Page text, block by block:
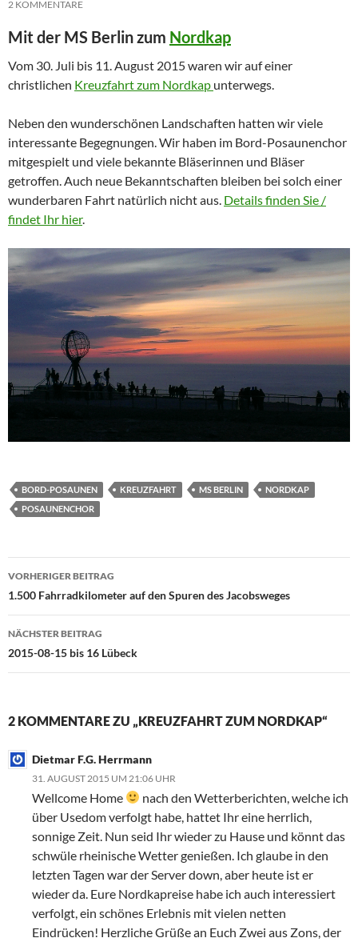
2 KOMMENTARE
Mit der MS Berlin zum Nordkap
Vom 30. Juli bis 11. August 2015 waren wir auf einer
christlichen Kreuzfahrt zum Nordkap unterwegs.
Neben den wunderschönen Landschaften hatten wir viele
interessante Begegnungen. Wir haben im Bord-Posaunenchor
mitgespielt und viele bekannte Bläserinnen und Bläser
getroffen. Auch neue Bekanntschaften bleiben bei solch einer
wunderbaren Fahrt natürlich nicht aus. Details finden Sie /
findet Ihr hier.
BORD-POSAUNEN KREUZFAHRT MS BERLIN
NORDKAP
POSAUNENCHOR
Beitragsnavigation
VORHERIGER BEITRAG
1.500 Fahrradkilometer auf den Spuren des Jacobsweges
NÄCHSTER BEITRAG
2015-08-15 bis 16 Lübeck
2 KOMMENTARE ZU „KREUZFAHRT ZUM NORDKAP“
Dietmar F.G. Herrmann
31. AUGUST 2015 UM 21:06 UHR
Wellcome Home
nach den Wetterberichten, welche ich
über Usedom verfolgt habe, hattet Ihr eine herrlich,
sonnige Zeit. Nun seid Ihr wieder zu Hause und könnt das
schwüle rheinische Wetter genießen. Ich glaube in den
letzten Tagen war der Server down, aber heute ist er
wieder da. Eure Nordkapreise habe ich auch interessiert
verfolgt, ein schönes Erlebnis mit vielen netten
Eindrücken! Herzliche Grüße an Euch Zwei aus Zons, der